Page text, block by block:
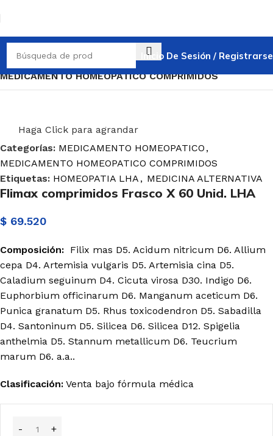
Inicio De Sesión / Registrarse
Inicio MEDICAMENTO HOMEOPATICO
MEDICAMENTO HOMEOPATICO COMPRIMIDOS
Haga Click para agrandar
Categorías: MEDICAMENTO HOMEOPATICO ,
MEDICAMENTO HOMEOPATICO COMPRIMIDOS
Etiquetas: HOMEOPATIA LHA , MEDICINA ALTERNATIVA
Flimax comprimidos Frasco X 60 Unid. LHA
$ 69.520
Composición: Filix mas D5. Acidum nitricum D6. Allium
cepa D4. Artemisia vulgaris D5. Artemisia cina D5.
Caladium seguinum D4. Cicuta virosa D30. Indigo D6.
Euphorbium officinarum D6. Manganum aceticum D6.
Punica granatum D5. Rhus toxicodendron D5. Sabadilla
D4. Santoninum D5. Silicea D6. Silicea D12. Spigelia
anthelmia D5. Stannum metallicum D6. Teucrium
marum D6. a.a..
Clasificación: Venta bajo fórmula médica